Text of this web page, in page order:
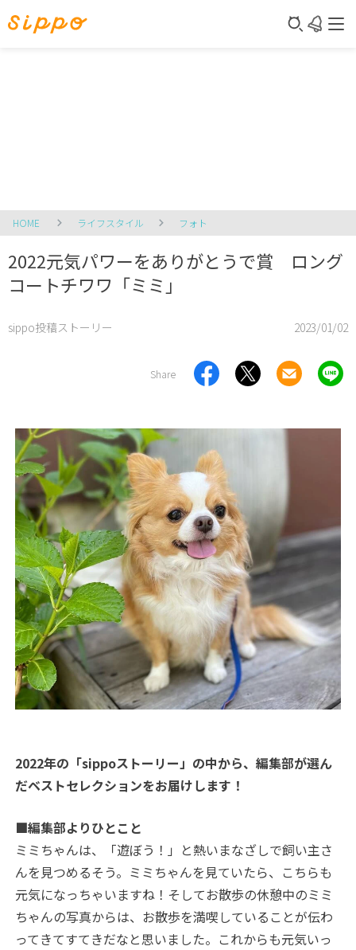
HOME ライフスタイル フォト
2022元気パワーをありがとうで賞 ロング
コートチワワ「ミミ」
sippo投稿ストーリー 2023/01/02
Share
2022年の「sippoストーリー」の中から、編集部が選ん
だベストセレクションをお届けします！
■編集部よりひとこと
ミミちゃんは、「遊ぼう！」と熱いまなざしで飼い主さ
んを見つめるそう。ミミちゃんを見ていたら、こちらも
元気になっちゃいますね！そしてお散歩の休憩中のミミ
ちゃんの写真からは、お散歩を満喫していることが伝わ
ってきてすてきだなと思いました。これからも元気いっ